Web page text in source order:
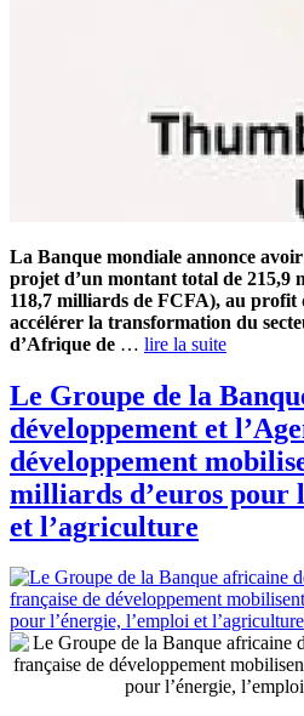
La Banque mondiale annonce
projet d’un montant total de 215,9
118,7 milliards de FCFA), au
accélérer la transformation du
d’Afrique de … lire la suite
Le Groupe de la
développement et
développement
milliards d’euros pour
et l’agriculture